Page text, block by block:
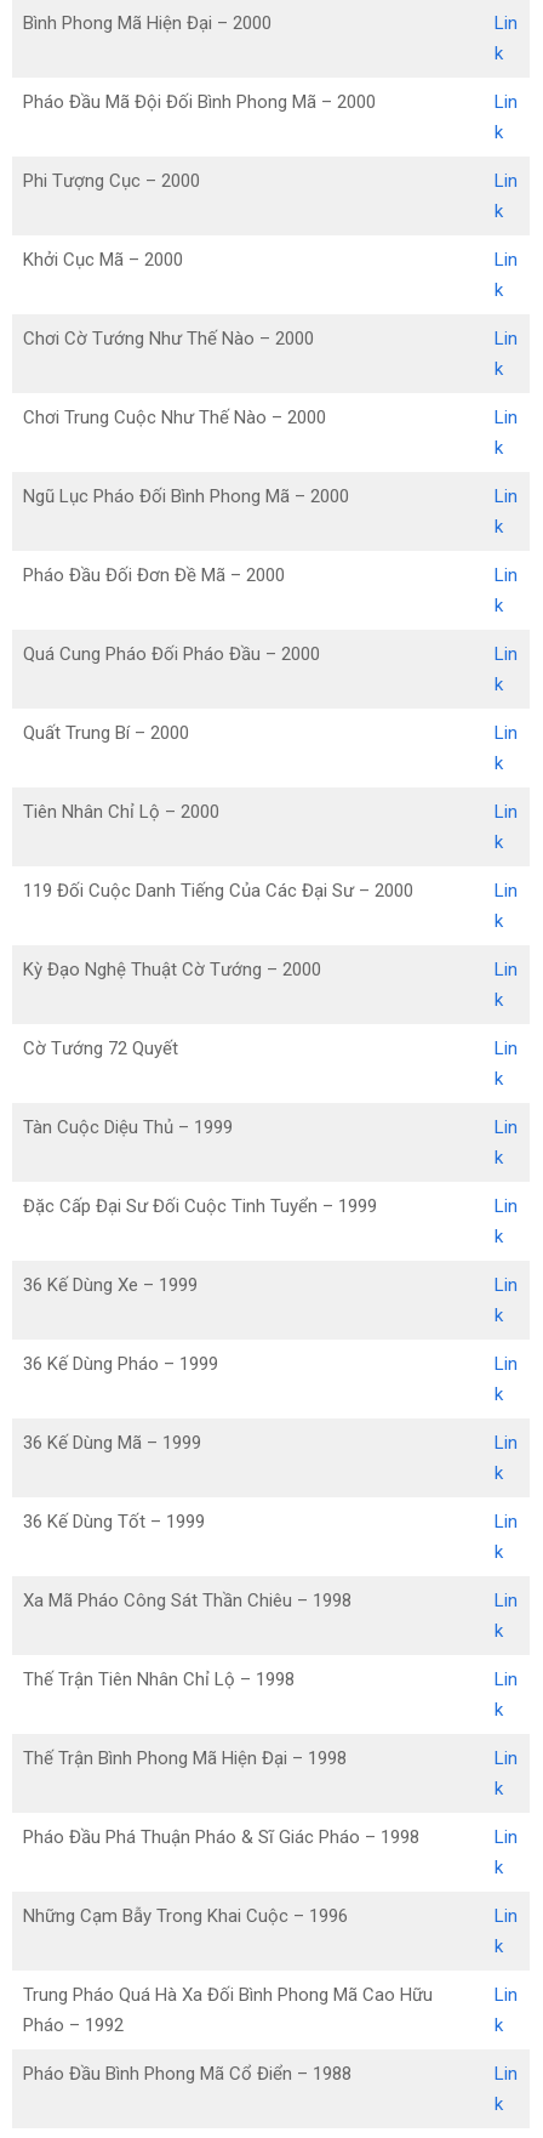
Bình Phong Mã Hiện Đại – 2000
Lin
k
Pháo Đầu Mã Đội Đối Bình Phong Mã – 2000
Lin
k
Phi Tượng Cục – 2000
Lin
k
Khởi Cục Mã – 2000
Lin
k
Chơi Cờ Tướng Như Thế Nào – 2000
Lin
k
Chơi Trung Cuộc Như Thế Nào – 2000
Lin
k
Ngũ Lục Pháo Đối Bình Phong Mã – 2000
Lin
k
Pháo Đầu Đối Đơn Đề Mã – 2000
Lin
k
Quá Cung Pháo Đối Pháo Đầu – 2000
Lin
k
Quất Trung Bí – 2000
Lin
k
Tiên Nhân Chỉ Lộ – 2000
Lin
k
119 Đối Cuộc Danh Tiếng Của Các Đại Sư – 2000
Lin
k
Kỳ Đạo Nghệ Thuật Cờ Tướng – 2000
Lin
k
Cờ Tướng 72 Quyết
Lin
k
Tàn Cuộc Diệu Thủ – 1999
Lin
k
Đặc Cấp Đại Sư Đối Cuộc Tinh Tuyển – 1999
Lin
k
36 Kế Dùng Xe – 1999
Lin
k
36 Kế Dùng Pháo – 1999
Lin
k
36 Kế Dùng Mã – 1999
Lin
k
36 Kế Dùng Tốt – 1999
Lin
k
Xa Mã Pháo Công Sát Thần Chiêu – 1998
Lin
k
Thế Trận Tiên Nhân Chỉ Lộ – 1998
Lin
k
Thế Trận Bình Phong Mã Hiện Đại – 1998
Lin
k
Pháo Đầu Phá Thuận Pháo & Sĩ Giác Pháo – 1998
Lin
k
Những Cạm Bẫy Trong Khai Cuộc – 1996
Lin
k
Trung Pháo Quá Hà Xa Đối Bình Phong Mã Cao Hữu
Pháo – 1992
Lin
k
Pháo Đầu Bình Phong Mã Cổ Điển – 1988
Lin
k